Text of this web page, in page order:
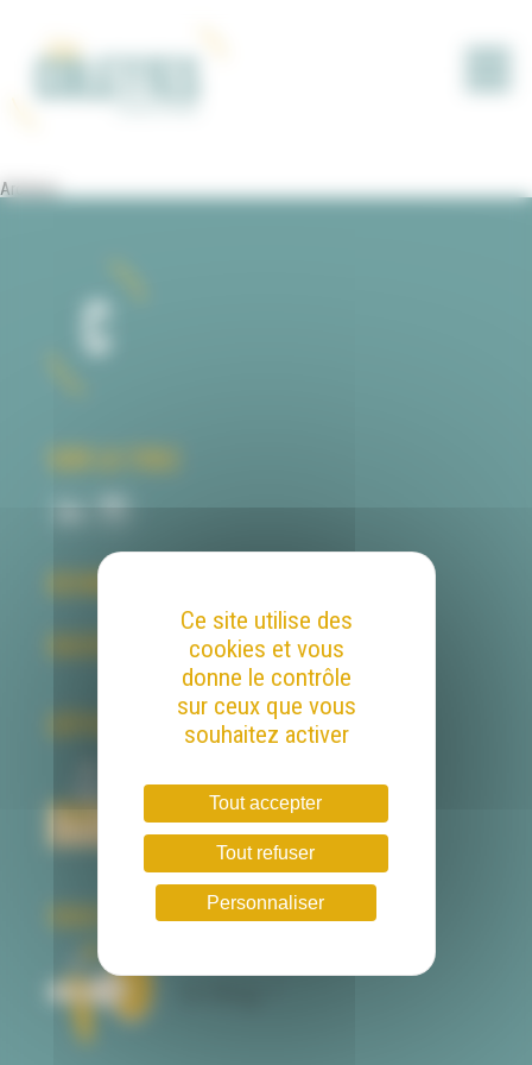
Archives
BEHIND THE SCENE
DÉPOSER VOTRE CANDIDATURE
VOUS SOUHAITEZ UNE PAUSE CAFÉ ?
Ce site utilise des
cookies et vous
donne le contrôle
sur ceux que vous
souhaitez activer
Tout accepter
Tout refuser
Personnaliser